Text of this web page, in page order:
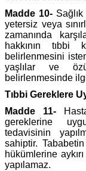
Madde 10-
yetersiz veya
zamanında
hakkının
belirlenmesini
yaşlılar ve
belirlenmesinde
Tıbbi Gereklere
Madde 11-
gereklerine
tedavisinin
sahiptir.
hükümlerine
yapılamaz.